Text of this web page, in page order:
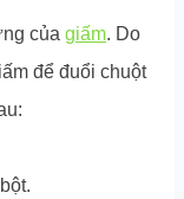
của giấm. Do
để đuổi chuột